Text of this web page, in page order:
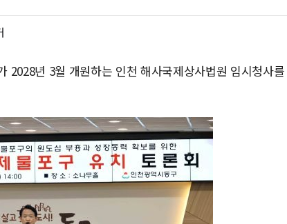
2028년 3월 개원하는 인천 해사국제상사법원 임시청사를